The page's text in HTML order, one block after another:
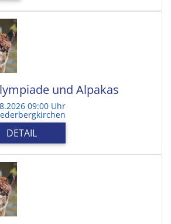
und Alpakas
09:00 Uhr
DETAIL